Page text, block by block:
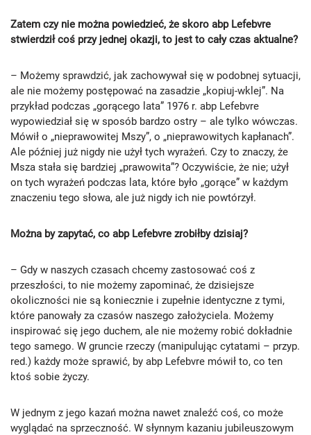
Zatem czy nie można powiedzieć, że skoro abp Lefebvre
stwierdził coś przy jednej okazji, to jest to cały czas aktualne?
– Możemy sprawdzić, jak zachowywał się w podobnej sytuacji,
ale nie możemy postępować na zasadzie „kopiuj-wklej”. Na
przykład podczas „gorącego lata” 1976 r. abp Lefebvre
wypowiedział się w sposób bardzo ostry – ale tylko wówczas.
Mówił o „nieprawowitej Mszy”, o „nieprawowitych kapłanach”.
Ale później już nigdy nie użył tych wyrażeń. Czy to znaczy, że
Msza stała się bardziej „prawowita”? Oczywiście, że nie; użył
on tych wyrażeń podczas lata, które było „gorące” w każdym
znaczeniu tego słowa, ale już nigdy ich nie powtórzył.
Można by zapytać, co abp Lefebvre zrobiłby dzisiaj?
– Gdy w naszych czasach chcemy zastosować coś z
przeszłości, to nie możemy zapominać, że dzisiejsze
okoliczności nie są koniecznie i zupełnie identyczne z tymi,
które panowały za czasów naszego założyciela. Możemy
inspirować się jego duchem, ale nie możemy robić dokładnie
tego samego. W gruncie rzeczy (manipulując cytatami – przyp.
red.) każdy może sprawić, by abp Lefebvre mówił to, co ten
ktoś sobie życzy.
W jednym z jego kazań można nawet znaleźć coś, co może
wyglądać na sprzeczność. W słynnym kazaniu jubileuszowym